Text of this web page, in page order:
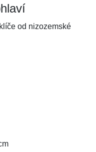
od nizozemské